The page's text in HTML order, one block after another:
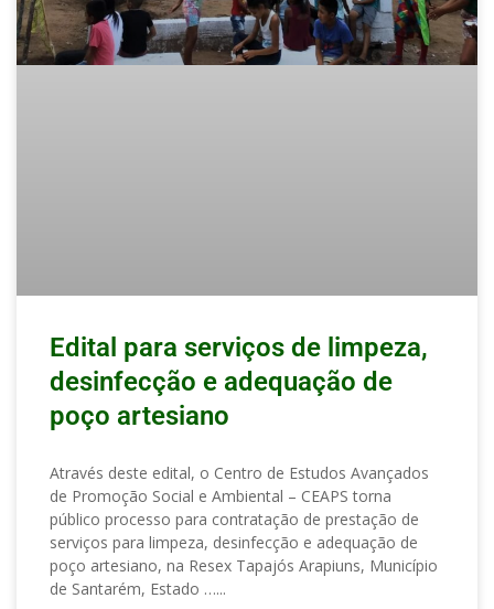
Edital para serviços de limpeza,
desinfecção e adequação de
poço artesiano
Através deste edital, o Centro de Estudos Avançados
de Promoção Social e Ambiental – CEAPS torna
público processo para contratação de prestação de
serviços para limpeza, desinfecção e adequação de
poço artesiano, na Resex Tapajós Arapiuns, Município
de Santarém, Estado …